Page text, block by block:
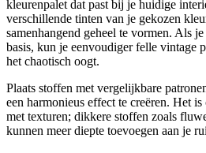
kleurenpalet dat past bij je huidige
verschillende tinten van je gekozen
samenhangend geheel te vormen. Als
basis, kun je eenvoudiger felle vintage
het chaotisch oogt.
Plaats stoffen met vergelijkbare
een harmonieus effect te creëren. Het
met texturen; dikkere stoffen zoals
kunnen meer diepte toevoegen aan je